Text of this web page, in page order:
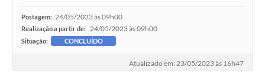
Postagem: 24/05/2023 às 09h00
Realização a partir de: 24/05/2023 às 09h00
Situação: CONCLUÍDO
Atualizado em: 23/05/2023 às 16h47